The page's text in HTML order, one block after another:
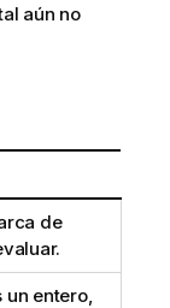
aún no
de
un entero,